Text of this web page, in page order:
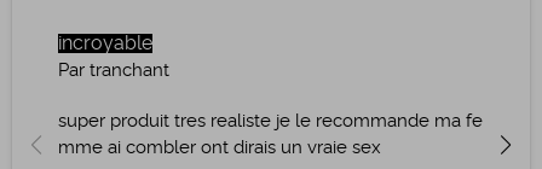
incroyable
Par tranchant
super produit tres realiste je le recommande ma fe
mme ai combler ont dirais un vraie sex
ste